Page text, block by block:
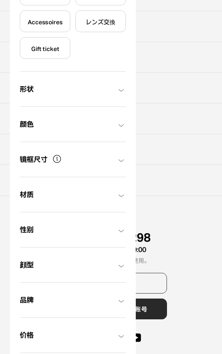
Accessoires レンズ交換
Gift ticket
形状
颜色
镜框尺寸
材质
性别
顔型
品牌
价格
寻找门店
关于OWNDAYS
支援服务
0120-900-298
服务时间 10:00 - 20:00
从手机跟PHS也可以使用。
查看常见问题
OWNDAYS官方账号